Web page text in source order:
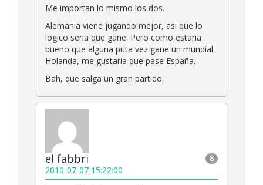
Me importan lo mismo los dos.
Alemania viene jugando mejor, asi que lo
logico seria que gane. Pero como estaria
bueno que alguna puta vez gane un mundial
Holanda, me gustaria que pase España.
Bah, que salga un gran partido.
8
el fabbri
2010-07-07 15:22:00